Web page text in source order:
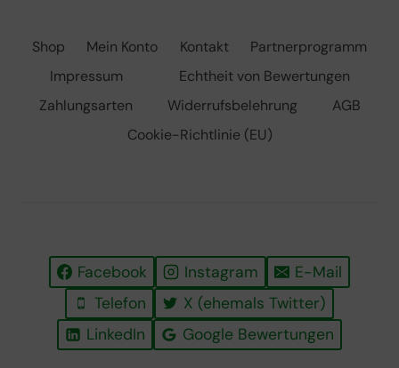
Shop Mein Konto Kontakt
Partnerprogramm
Impressum
Echtheit von Bewertungen
Zahlungsarten
Widerrufsbelehrung
AGB
Cookie-Richtlinie (EU)
Facebook Instagram
E-Mail
Telefon
X (ehemals Twitter)
LinkedIn
Google Bewertungen